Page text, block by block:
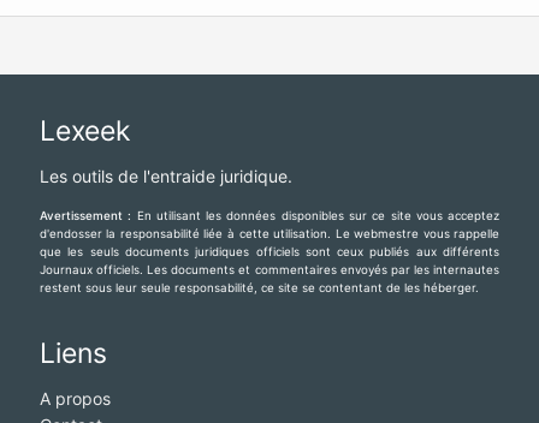
Chevrier , j'octroie des prêts à toute personne désirant une
Chevrier , j'octroie des prêts à toute personne désirant une
Lexeek
Les outils de l'entraide juridique.
Avertissement : En utilisant les données disponibles sur ce site vous acceptez
d'endosser la responsabilité liée à cette utilisation. Le webmestre vous rappelle
que les seuls documents juridiques officiels sont ceux publiés aux différents
Journaux officiels. Les documents et commentaires envoyés par les internautes
restent sous leur seule responsabilité, ce site se contentant de les héberger.
Liens
A propos